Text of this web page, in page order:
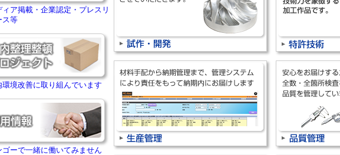
ィア掲載・企業認定・プレスリ
ス等
環境改善に取り組んでいます
ゴーで一緒に働いてみません